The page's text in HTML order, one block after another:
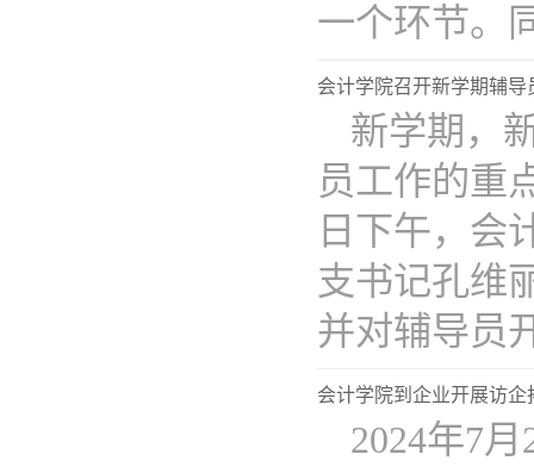
一个环节。
会计学院召开新学期辅
新学期，
员工作的重
日下午，会
支书记孔维
并对辅导员
会计学院到企业开展访企
2024年7